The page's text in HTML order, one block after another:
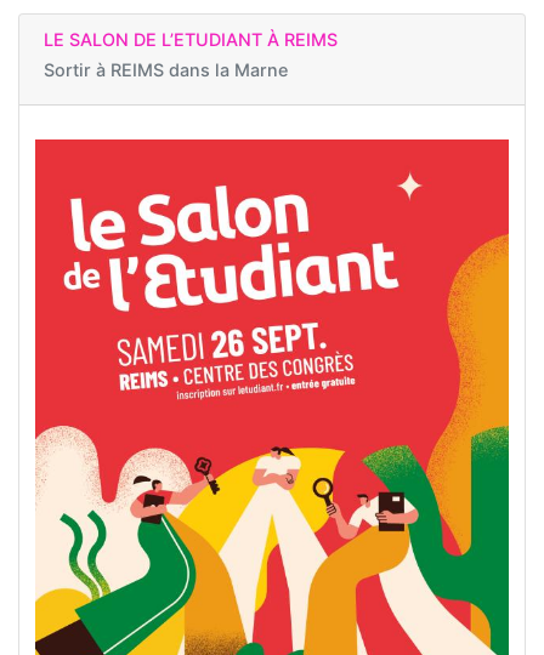
LE SALON DE L’ETUDIANT À REIMS
Sortir à REIMS dans la Marne